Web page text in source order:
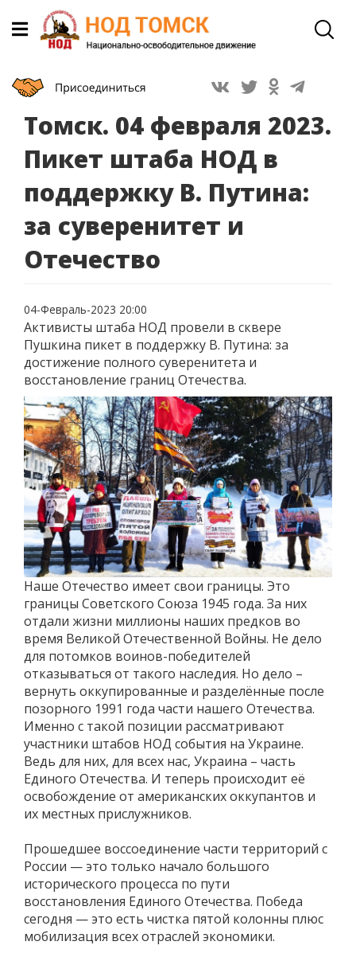
Томск. 04 февраля 2023.
Пикет штаба НОД в
поддержку В. Путина:
за суверенитет и
Отечество
04-Февраль-2023 20:00
Активисты штаба НОД провели в сквере
Пушкина пикет в поддержку В. Путина: за
достижение полного суверенитета и
восстановление границ Отечества.
Наше Отечество имеет свои границы. Это
границы Советского Союза 1945 года. За них
отдали жизни миллионы наших предков во
время Великой Отечественной Войны. Не дело
для потомков воинов-победителей
отказываться от такого наследия. Но дело –
вернуть оккупированные и разделённые после
позорного 1991 года части нашего Отечества.
Именно с такой позиции рассматривают
участники штабов НОД события на Украине.
Ведь для них, для всех нас, Украина – часть
Единого Отечества. И теперь происходит её
освобождение от американских оккупантов и
их местных прислужников.
Прошедшее воссоединение части территорий с
России — это только начало большого
исторического процесса по пути
восстановления Единого Отечества. Победа
сегодня — это есть чистка пятой колонны плюс
мобилизация всех отраслей экономики.